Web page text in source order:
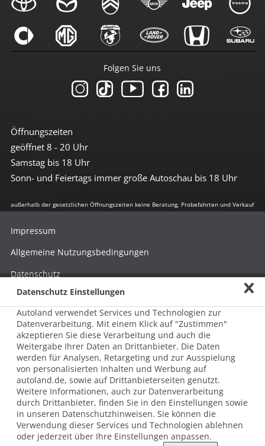
Öffnungszeiten
geöffnet 8 - 20 Uhr
Samstag bis 18 Uhr
Sonn- und Feiertags immer große Autoschau bis 18 Uhr
Folgen Sie uns
außerhalb der gesetzlichen Öffnungszeiten keine Beratung, Probefahrten und Verkauf
© 2026 AUTOLAND 24 SE & Co. Betriebs KG
Werner-von-Siemens-Str. 2, 06796 Brehna, Deutschland
Impressum
Allgemeine Nutzungsbedingungen
Datenschutz
Hinweisgebersystem nach HinSchG
Beschwerde nach LkSG
Grundsatzerklärung zum LkSG
Datenschutz Einstellungen
Autoland verwendet Services und Technologien zur
Datenverarbeitung. Mit einem Klick auf "Zustimmen"
akzeptieren Sie diese Verarbeitung und auch die
Weitergabe Ihrer Daten an Drittanbieter. Die Daten
werden für Analysen, Retargeting und zur Ausspielung
von personalisierten Inhalten und Werbung auf
autoland.de, sowie auf Drittanbieterseiten genutzt.
Weitere Informationen, auch zur Datenverarbeitung
durch Drittanbieter, finden Sie in den Einstellungen sowie
in unseren Datenschutzhinweisen. Sie können die
Verwendung dieser Services und Technologien ablehnen
oder jederzeit über Ihre Einstellungen anpassen.